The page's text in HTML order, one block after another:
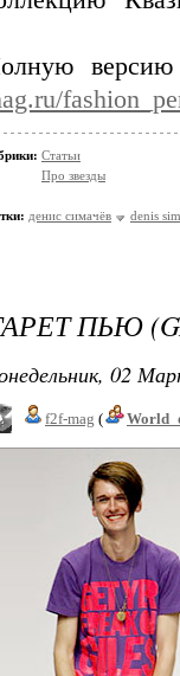
Статьи
Про звезды
денис симачёв denis
ПЬЮ
02
f2f-mag (